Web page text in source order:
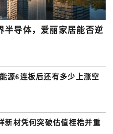
半导体，爱丽家居能否逆
源6连板后还有多少上涨空
新材凭何突破估值桎梏并重